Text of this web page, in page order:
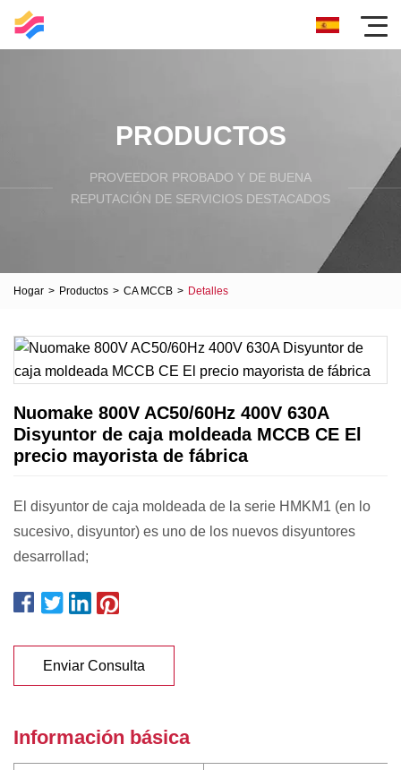
PRODUCTOS
PROVEEDOR PROBADO Y DE BUENA
REPUTACIÓN DE SERVICIOS DESTACADOS
Hogar > Productos > CA MCCB > Detalles
Nuomake 800V AC50/60Hz 400V 630A
Disyuntor de caja moldeada MCCB CE El
precio mayorista de fábrica
El disyuntor de caja moldeada de la serie HMKM1 (en lo
sucesivo, disyuntor) es uno de los nuevos disyuntores
desarrollad;
Enviar Consulta
Información básica